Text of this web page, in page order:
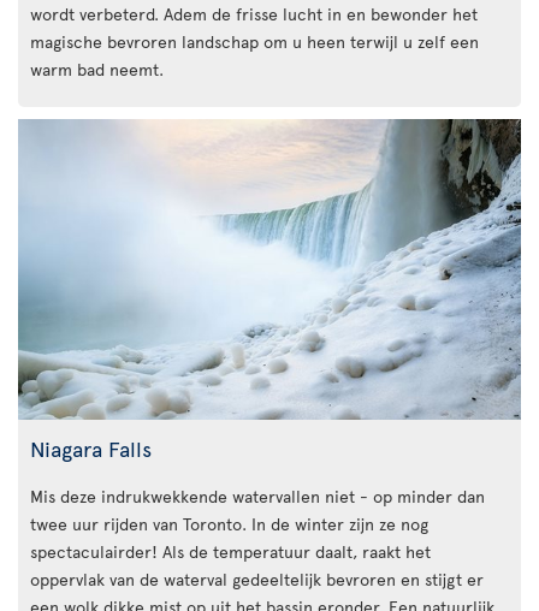
wordt verbeterd. Adem de frisse lucht in en bewonder het
magische bevroren landschap om u heen terwijl u zelf een
warm bad neemt.
Niagara Falls
Mis deze indrukwekkende watervallen niet - op minder dan
twee uur rijden van Toronto. In de winter zijn ze nog
spectaculairder! Als de temperatuur daalt, raakt het
oppervlak van de waterval gedeeltelijk bevroren en stijgt er